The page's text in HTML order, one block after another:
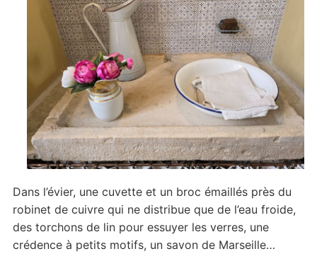
Dans l’évier, une cuvette et un broc émaillés près du
robinet de cuivre qui ne distribue que de l’eau froide,
des torchons de lin pour essuyer les verres, une
crédence à petits motifs, un savon de Marseille…